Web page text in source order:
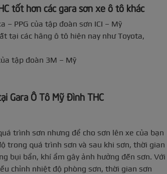
tốt hơn các gara sơn xe ô tô khác
– PPG của tập đoàn sơn ICI – Mỹ
tại các hãng ô tô hiện nay như Toyota,
tập đoàn 3M – Mỹ
Gara Ô Tô Mỹ Đình THC
trình sơn nhưng để cho sơn lên xe của bạn
trong quá trình sơn và sau khi sơn, thời gian
bụi bẩn, khí ẩm gây ảnh hưởng đến sơn. Với
chỉnh nhiệt độ phòng sơn, thời gian sơn